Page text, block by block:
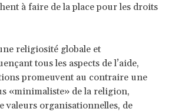
à faire de la place pour les droits
religiosité globale et
tous les aspects de l’aide,
promeuvent au contraire une
«minimaliste» de la religion,
valeurs organisationnelles, de